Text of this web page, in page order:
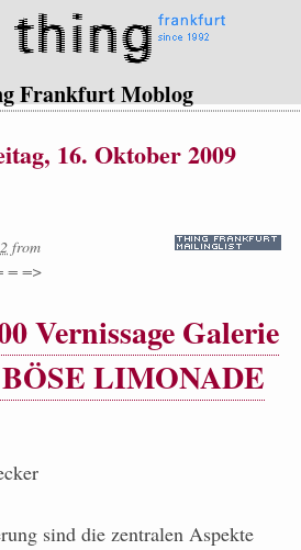
Frankfurt Moblog
16. Oktober 2009
from
= =>
Vernissage Galerie
LIMONADE
sind die zentralen Aspekte